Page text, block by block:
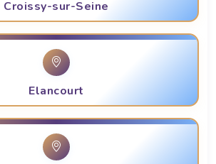
Croissy-sur-Seine
Elancourt